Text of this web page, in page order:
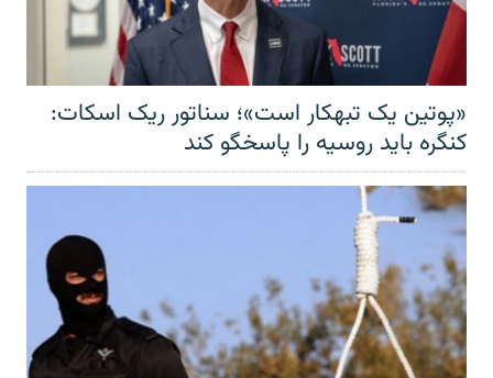
«پوتین یک تبهکار است»؛ سناتور ریک اسکات:
کنگره باید روسیه را پاسخگو کند